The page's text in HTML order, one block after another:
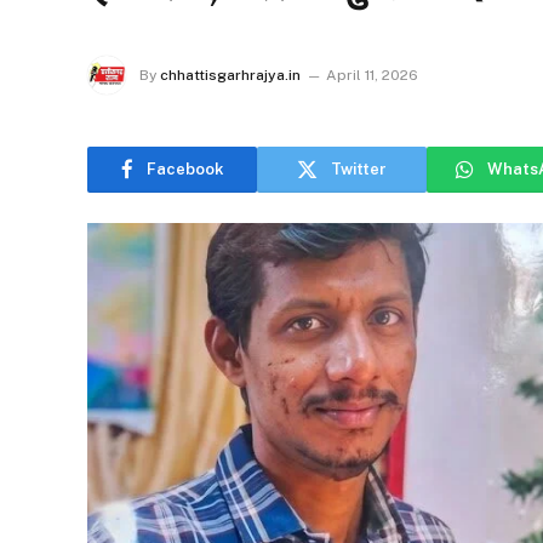
By chhattisgarhrajya.in April 11, 2026
Facebook Twitter